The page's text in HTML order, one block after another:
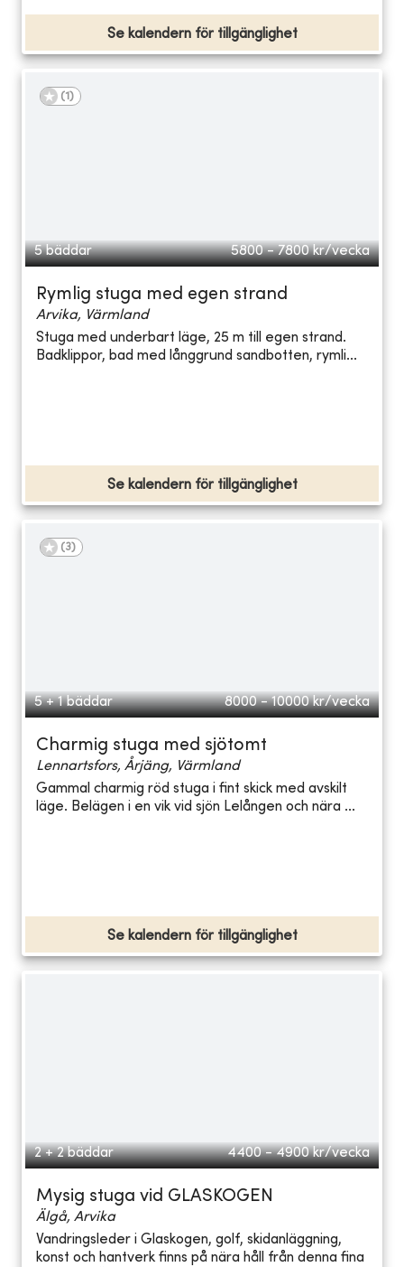
Se kalendern för tillgänglighet
(1 )
5 bäddar 5800 - 7800 kr/vecka
Rymlig stuga med egen strand
Arvika, Värmland
Stuga med underbart läge, 25 m till egen strand.
Badklippor, bad med långgrund sandbotten, rymli...
Se kalendern för tillgänglighet
(3)
5 + 1 bäddar 8000 - 10000 kr/vecka
Charmig stuga med sjötomt
Lennartsfors, Årjäng, Värmland
Gammal charmig röd stuga i fint skick med avskilt
läge. Belägen i en vik vid sjön Lelången och nära ...
Se kalendern för tillgänglighet
2 + 2 bäddar 4400 - 4900 kr/vecka
Mysig stuga vid GLASKOGEN
Älgå, Arvika
Vandringsleder i Glaskogen, golf, skidanläggning,
konst och hantverk finns på nära håll från denna fina